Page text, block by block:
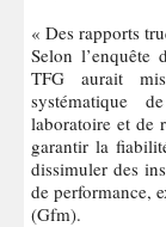
« Des rapports
Selon l’enquête
TFG aurait
systématique
laboratoire et de
garantir la
dissimuler des
de performance,
(Gfm).